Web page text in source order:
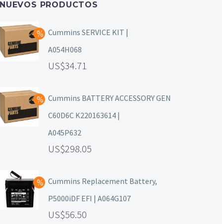
NUEVOS PRODUCTOS
Cummins SERVICE KIT |
A054H068
34.71
Cummins BATTERY ACCESSORY GEN
C60D6C K220163614 |
A045P632
298.05
Cummins Replacement Battery,
P5000iDF EFI | A064G107
56.50